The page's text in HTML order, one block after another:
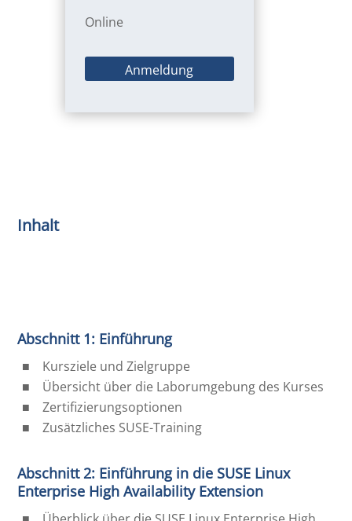
Online
Anmeldung
Inhalt
Abschnitt 1: Einführung
Kursziele und Zielgruppe
Übersicht über die Laborumgebung des Kurses
Zertifizierungsoptionen
Zusätzliches SUSE-Training
Abschnitt 2: Einführung in die SUSE Linux
Enterprise High Availability Extension